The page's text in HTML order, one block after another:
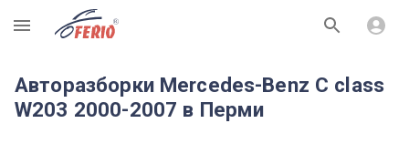
R
Авторазборки Mercedes-Benz C class
W203 2000-2007 в Перми